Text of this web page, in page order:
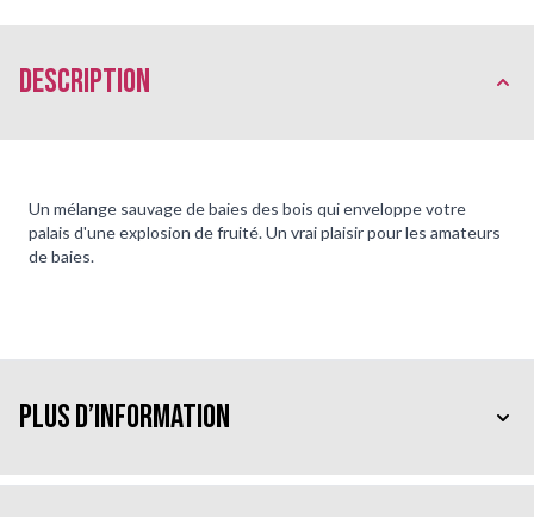
Description
Un mélange sauvage de baies des bois qui enveloppe votre
palais d'une explosion de fruité. Un vrai plaisir pour les amateurs
de baies.
Plus d’information